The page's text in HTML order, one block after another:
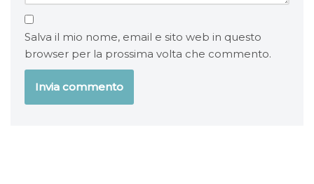
Salva il mio nome, email e sito web in questo
browser per la prossima volta che commento.